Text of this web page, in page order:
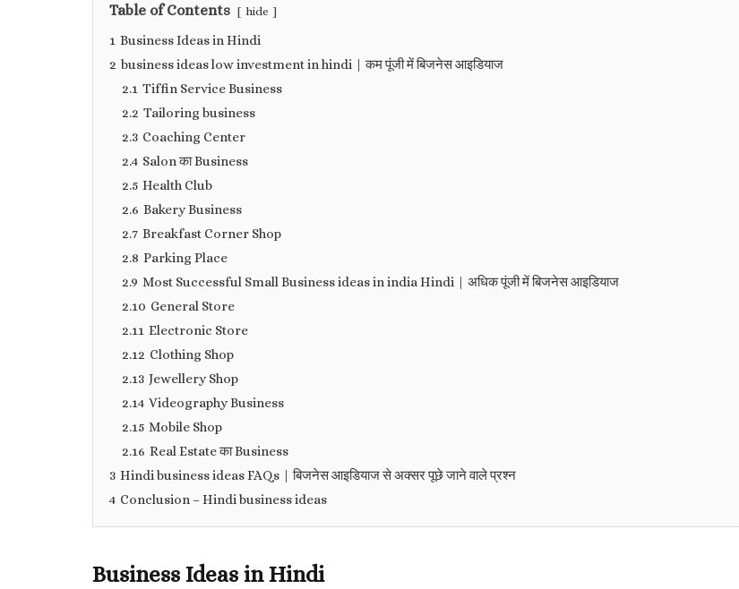
Table of Contents hide
1 Business Ideas in Hindi
2 business ideas low investment in hindi | कम पूंजी में बिजनेस आइडियाज
2.1 Tiffin Service Business
2.2 Tailoring business
2.3 Coaching Center
2.4 Salon का Business
2.5 Health Club
2.6 Bakery Business
2.7 Breakfast Corner Shop
2.8 Parking Place
2.9 Most Successful Small Business ideas in india Hindi | अधिक पूंजी में बिजनेस आइडियाज
2.10 General Store
2.11 Electronic Store
2.12 Clothing Shop
2.13 Jewellery Shop
2.14 Videography Business
2.15 Mobile Shop
2.16 Real Estate का Business
3 Hindi business ideas FAQs | बिजनेस आइडियाज से अक्सर पूछे जाने वाले प्रश्न
4 Conclusion – Hindi business ideas
Business Ideas in Hindi